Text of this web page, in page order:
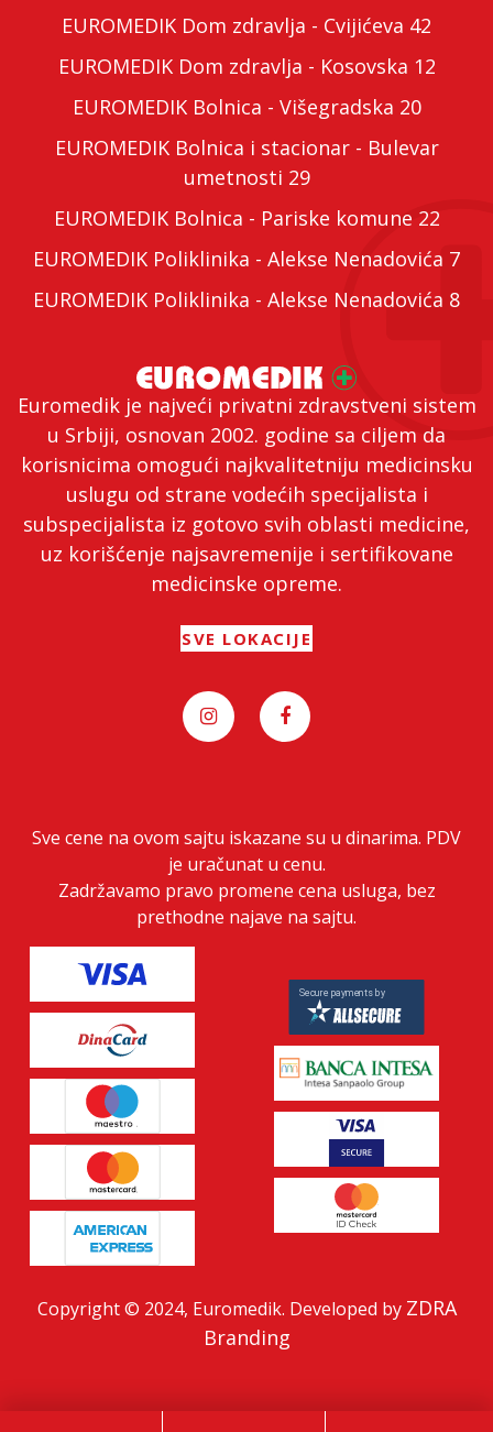
Euromedik je najveći privatni zdravstveni sistem
u Srbiji, osnovan 2002. godine sa ciljem da
korisnicima omogući najkvalitetniju medicinsku
uslugu od strane vodećih specijalista i
subspecijalista iz gotovo svih oblasti medicine,
uz korišćenje najsavremenije i sertifikovane
medicinske opreme.
SVE LOKACIJE
EUROMEDIK Dom zdravlja - Cvijićeva 42
EUROMEDIK Dom zdravlja - Kosovska 12
EUROMEDIK Bolnica - Višegradska 20
EUROMEDIK Bolnica i stacionar - Bulevar
umetnosti 29
EUROMEDIK Bolnica - Pariske komune 22
EUROMEDIK Poliklinika - Alekse Nenadovića 7
EUROMEDIK Poliklinika - Alekse Nenadovića 8
Sve cene na ovom sajtu iskazane su u dinarima. PDV
je uračunat u cenu.
Zadržavamo pravo promene cena usluga, bez
prethodne najave na sajtu.
Copyright © 2024, Euromedik. Developed by ZDRA
Branding